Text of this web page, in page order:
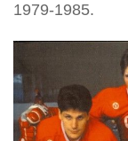
1979-1985.